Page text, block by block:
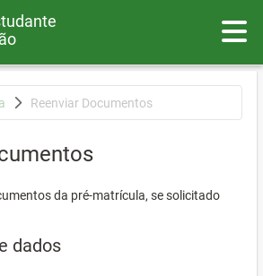
Reenviar Documentos
da pré-matrícula, se solicitado
dados